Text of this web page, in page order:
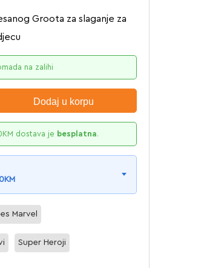
Groota za slaganje za
na zalihi
Dodaj u korpu
KM dostava je besplatna.
KM
Marvel
Super Heroji